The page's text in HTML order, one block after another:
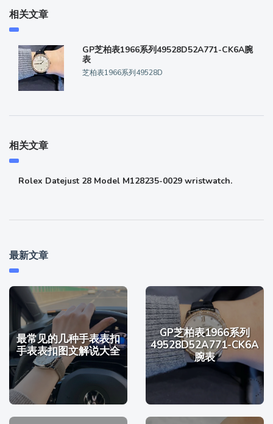
相关文章
GP芝柏表1966系列49528D52A771-CK6A腕
表
芝柏表1966系列49528D
相关文章
Rolex Datejust 28 Model M128235-0029 wristwatch.
最新文章
最常见的几种手表表扣
手表表扣图文解说大全
GP芝柏表1966系列
49528D52A771-CK6A
腕表